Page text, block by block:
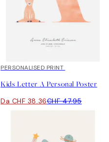
20%*
PERSONALISED PRINT
Kids Letter A Personal Poster
Da CHF 38.36CHF 47.95